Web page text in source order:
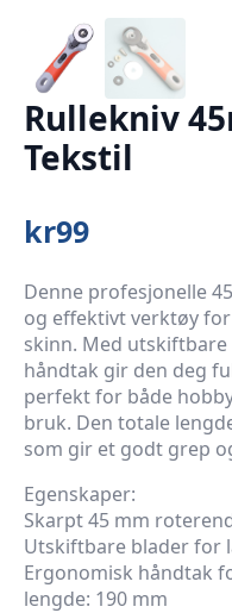
Rullekniv
Tekstil
kr99
Denne profesjonelle
og effektivt verktøy
skinn. Med
håndtak gir den deg
perfekt for både
bruk. Den totale
som gir et godt grep
Egenskaper:
Skarpt 45 mm
Utskiftbare blader for
Ergonomisk håndtak
lengde: 190 mm